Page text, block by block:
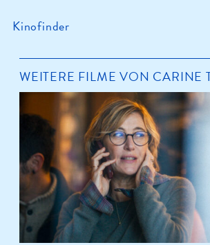
Kinofinder
WEITERE FILME VON CARINE